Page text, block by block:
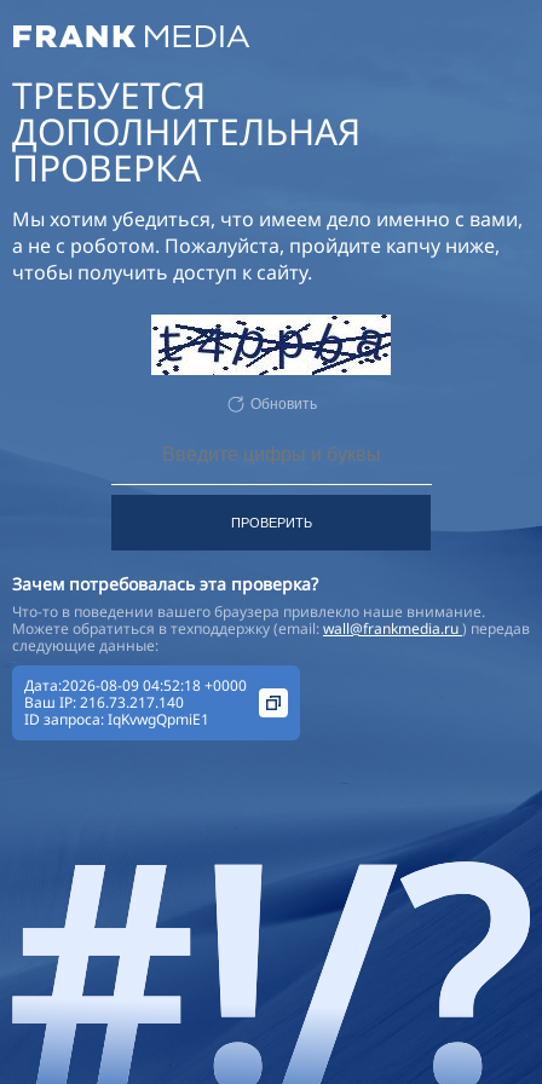
ТРЕБУЕТСЯ
ДОПОЛНИТЕЛЬНАЯ
ПРОВЕРКА
Мы хотим убедиться, что имеем дело именно с вами,
а не с роботом. Пожалуйста, пройдите капчу ниже,
чтобы получить доступ к сайту.
Обновить
ПРОВЕРИТЬ
Зачем потребовалась эта проверка?
Что-то в поведении вашего браузера привлекло наше внимание.
Можете обратиться в техподдержку (email:wall@frankmedia.ru) передав
следующие данные:
Дата:2026-08-09 04:52:18 +0000
Ваш IP:216.73.217.140
ID запроса:IqKvwgQpmiE1